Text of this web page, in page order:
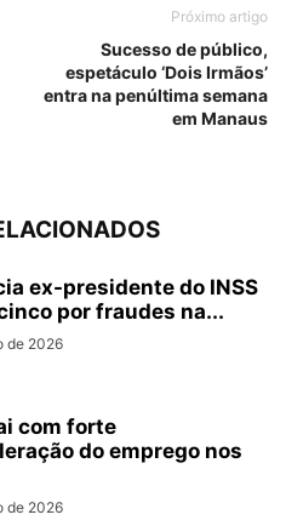
Próximo artigo
Sucesso de público,
espetáculo ‘Dois Irmãos’
entra na penúltima semana
em Manaus
ex-presidente do INSS
por fraudes na...
de 2026
com forte
do emprego nos
de 2026